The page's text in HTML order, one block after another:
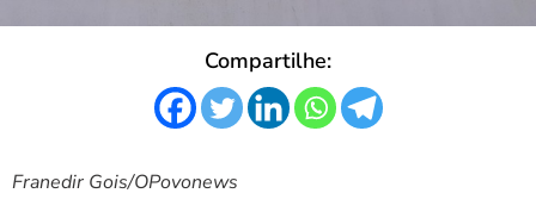
Compartilhe:
Franedir Gois/OPovonews